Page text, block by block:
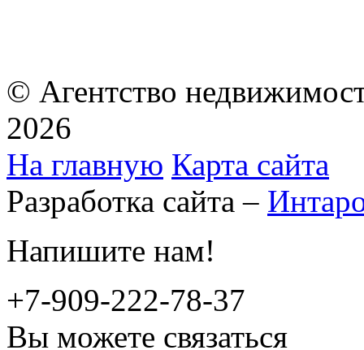
© Агентство
2026
На главную Карта сайта
Разработка сайта –
Напишите нам!
+7-909-222-78-37
Вы можете связаться